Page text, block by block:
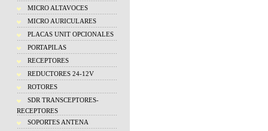
MICRO ALTAVOCES
MICRO AURICULARES
PLACAS UNIT OPCIONALES
PORTAPILAS
RECEPTORES
REDUCTORES 24-12V
ROTORES
SDR TRANSCEPTORES-
RECEPTORES
SOPORTES ANTENA